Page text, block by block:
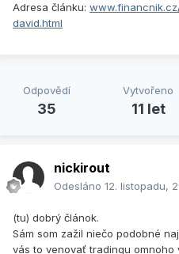
Adresa článku:
david.html
Odpovědí
35
Vytvořeno
11 let
nickirout
Odesláno 12. listopadu,
(tu) dobrý článok.
Sám som zažil niečo podobné
vás to venovať tradingu omnoho